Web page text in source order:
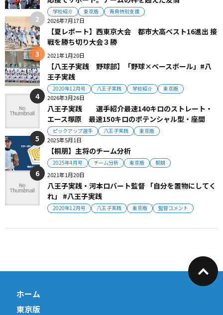
学校紹介 東京版 青鳥特別支援
2026年7月17日
【夏レポート】西東京大会 都市大高ベスト16進出 接
戦を勝ち切り大会３勝
2021年1月20日
【八王子実践 野球部】「野球×ベースボール」#八
王子実践
2020年12月号 八王子実践 学校紹介 東京版
2026年3月26日
八王子実践 選手紹介最速140キロのストレート・
エース塚原 最速150キロのポテンシャル型・座間
ピックアップ選手 八王子実践 東京版
2025年5月1日
【桐朋】主将のチーム分析
2025年4月号 チーム分析 東京版 桐朋
2021年1月20日
八王子実践・河本ロバート監督 「自分を置物にしてく
れ」 #八王子実践
2020年12月号 八王子実践 東京版 監督コメント
ホーム
東京版